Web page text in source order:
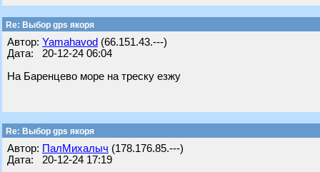
Re: Выбор gps якоря
Автор: Yamahavod (66.151.43.---)
Дата: 20-12-24 06:04
На Баренцево море на треску езжу
Re: Выбор gps якоря
Автор: ПалМихалыч (178.176.85.---)
Дата: 20-12-24 17:19